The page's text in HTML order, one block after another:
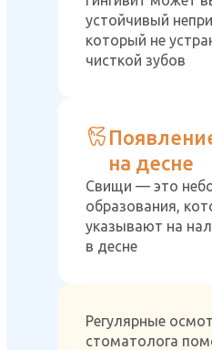
устойчивый
который не
чисткой зубов
на десне
Свищи — это
образования,
указывают на
в десне
Регулярные
стоматолога